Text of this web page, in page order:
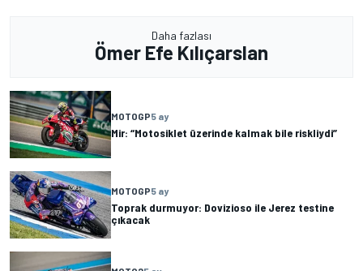
Daha fazlası
Ömer Efe Kılıçarslan
MOTOGP5 ay
Mir: “Motosiklet üzerinde kalmak bile riskliydi”
MOTOGP5 ay
Toprak durmuyor: Dovizioso ile Jerez testine
çıkacak